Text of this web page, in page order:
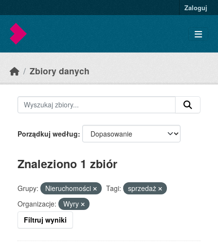
Zaloguj
Zbiory danych
Porządkuj według
Znaleziono 1 zbiór
Grupy: Nieruchomości Tagi:
sprzedaż
Organizacje:
Wyry
Filtruj wyniki